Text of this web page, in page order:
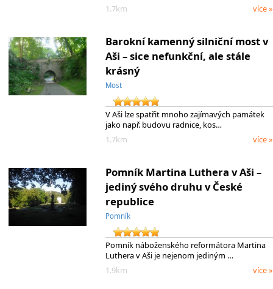
1.7km
více »
Barokní kamenný silniční most v
Aši – sice nefunkční, ale stále
krásný
Most
V Aši lze spatřit mnoho zajímavých památek
jako např. budovu radnice, kos…
1.7km
více »
Pomník Martina Luthera v Aši –
jediný svého druhu v České
republice
Pomník
Pomník náboženského reformátora Martina
Luthera v Aši je nejenom jediným …
1.9km
více »